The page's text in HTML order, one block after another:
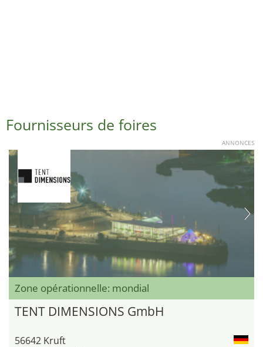
Fournisseurs de foires
ANNONCES
Zone opérationnelle: mondial
TENT DIMENSIONS GmbH
56642 Kruft